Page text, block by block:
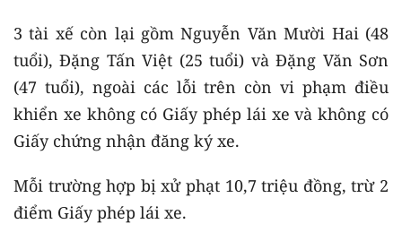
3 tài xế còn lại gồm Nguyễn Văn Mười Hai (48
tuổi), Đặng Tấn Việt (25 tuổi) và Đặng Văn Sơn
(47 tuổi), ngoài các lỗi trên còn vi phạm điều
khiển xe không có Giấy phép lái xe và không có
Giấy chứng nhận đăng ký xe.
Mỗi trường hợp bị xử phạt 10,7 triệu đồng, trừ 2
điểm Giấy phép lái xe.